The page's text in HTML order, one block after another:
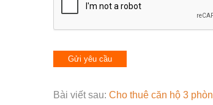
Bài viết sau: Cho thuê căn hộ 3